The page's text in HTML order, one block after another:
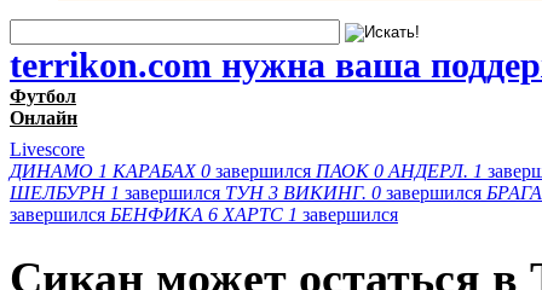
terrikon.com нужна ваша
Футбол
Онлайн
Livescore
ДИНАМО 1 КАРАБАХ 0 завершился ПАОК 0 АНДЕРЛ. 1
ШЕЛБУРН 1 завершился ТУН 3 ВИКИНГ. 0 завершился БРАГА
завершился БЕНФИКА 6 ХАРТС 1 завершился
Сикан может остаться